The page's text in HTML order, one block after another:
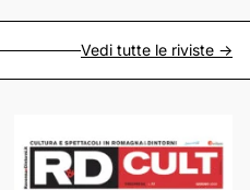
Vedi tutte le riviste ->